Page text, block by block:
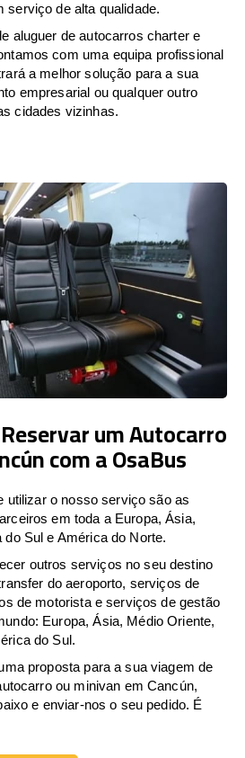
serviço de alta qualidade.
aluguer de autocarros charter e
com uma equipa profissional
a melhor solução para a sua
empresarial ou qualquer outro
cidades vizinhas.
um Autocarro
com a OsaBus
utilizar o nosso serviço são as
em toda a Europa, Ásia,
Sul e América do Norte.
outros serviços no seu destino
do aeroporto, serviços de
de motorista e serviços de gestão
Europa, Ásia, Médio Oriente,
do Sul.
proposta para a sua viagem de
ou minivan em Cancún,
e enviar-nos o seu pedido. É